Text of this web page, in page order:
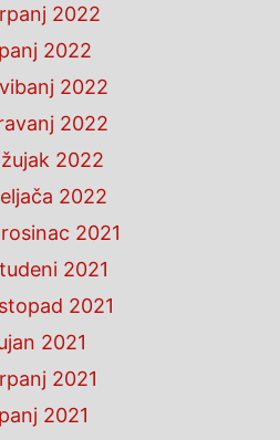
2022
2022
2022
2022
2022
2022
2021
2021
2021
2021
2021
2021